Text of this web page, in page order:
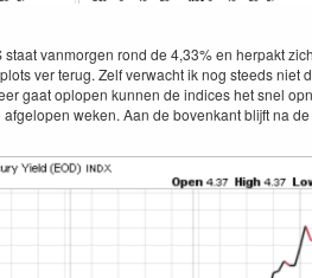
staat vanmorgen rond de 4,33% en herpakt
ver terug. Zelf verwacht ik nog steeds niet
gaat oplopen kunnen de indices het snel
weken. Aan de bovenkant blijft na